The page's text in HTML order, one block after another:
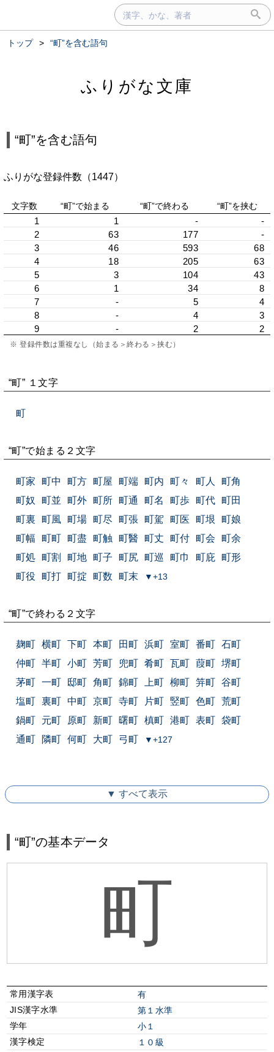
トップ > “町”を含む語句
ふりがな文庫
“町”を含む語句
ふりがな登録件数（1447）
文字数 “町”で始まる “町”で終わる “町”を挟む
1 1 -
-
2
63 177
-
3
46 593
68
4
18 205
63
5
3 104
43
6
1 34
8
7
- 5
4
8
- 4
3
9
- 2 2
※ 登録件数は重複なし（始まる＞終わる＞挟む）
“町” １文字
町
“町”で始まる２文字
町家 町中 町方 町屋 町端 町内 町々 町人
町角
町奴
町並 町外 町所 町通 町名 町歩 町代 町田
町裏
町風 町場 町尽 町張 町駕 町医 町垠
町娘
町幅
町町 町盡 町触 町醫 町丈 町付 町会
町余
町処 町割 町地 町子 町尻 町巡 町巾 町庇 町形
町役
町打 町掟 町数 町末 ▼+13
“町”で終わる２文字
麹町 横町 下町 本町 田町 浜町 室町 番町 石町
仲町 半町 小町 芳町 兜町 肴町 瓦町 葭町 堺町
茅町 一町 邸町 角町 錦町 上町 柳町 笄町 谷町
塩町 裏町 中町 京町 寺町 片町 竪町 色町 荒町
鍋町
元町 原町 新町 曙町 槙町 港町 表町 袋町
通町
隣町 何町 大町 弓町 ▼+127
▼ すべて表示
“町”の基本データ
町
常用漢字表
有
JIS漢字水準
第１水準
学年
小１
漢字検定
１０級